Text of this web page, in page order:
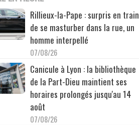
Rillieux-la-Pape : surpris en train
de se masturber dans la rue, un
homme interpellé
07/08/26
Canicule à Lyon : la bibliothèque
de la Part-Dieu maintient ses
horaires prolongés jusqu'au 14
août
07/08/26